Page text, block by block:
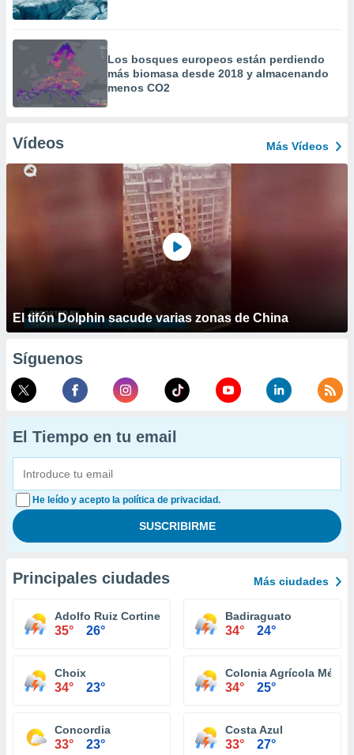
Los bosques europeos están perdiendo
más biomasa desde 2018 y almacenando
menos CO2
Vídeos Más Vídeos
El tifón Dolphin sacude varias zonas de China
Síguenos
El Tiempo en tu email
He leído y acepto la política de privacidad.
Principales ciudades Más ciudades
Adolfo Ruiz Cortines
35° 26°
Badiraguato
34° 24°
Choix
34° 23°
Colonia Agrícola
34° 25°
Concordia
33° 23°
Costa Azul
33° 27°